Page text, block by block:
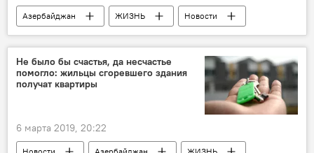
Азербайджан ЖИЗНЬ
Новости
Политика
Ильхам Алиев 8 марта
Не было бы счастья, да несчастье
помогло: жильцы сгоревшего здания
получат квартиры
6 марта 2019, 20:22